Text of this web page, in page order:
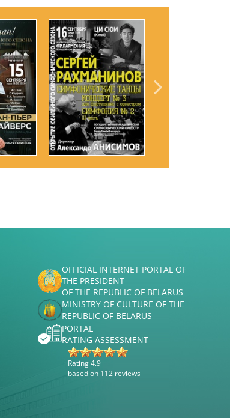
OFFICIAL INTERNET PORTAL OF
THE PRESIDENT
OF THE REPUBLIC OF BELARUS
MINISTRY OF CULTURE OF THE
REPUBLIC OF BELARUS
PORTAL
RATING ASSESSMENT
Rating 4.9
based on 112 reviews